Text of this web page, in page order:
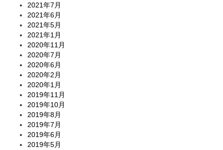
2021年7月
2021年6月
2021年5月
2021年1月
2020年11月
2020年7月
2020年6月
2020年2月
2020年1月
2019年11月
2019年10月
2019年8月
2019年7月
2019年6月
2019年5月